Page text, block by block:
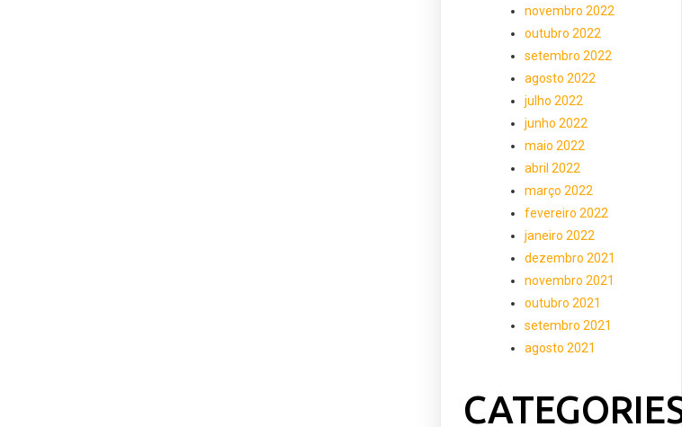
novembro 2022
outubro 2022
setembro 2022
agosto 2022
julho 2022
junho 2022
maio 2022
abril 2022
março 2022
fevereiro 2022
janeiro 2022
dezembro 2021
novembro 2021
outubro 2021
setembro 2021
agosto 2021